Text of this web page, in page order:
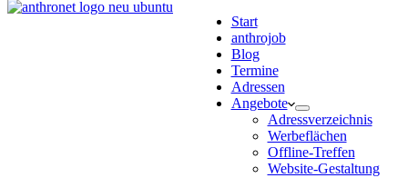
Start
anthrojob
Blog
Termine
Adressen
Angebote
Adressverzeichnis
Werbeflächen
Offline-Treffen
Website-Gestaltung